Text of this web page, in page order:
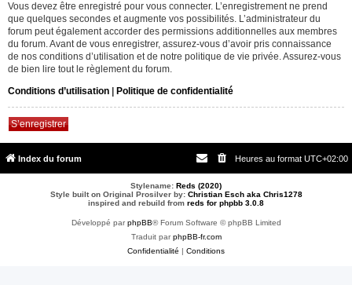
Vous devez être enregistré pour vous connecter. L’enregistrement ne prend
que quelques secondes et augmente vos possibilités. L’administrateur du
forum peut également accorder des permissions additionnelles aux membres
du forum. Avant de vous enregistrer, assurez-vous d’avoir pris connaissance
de nos conditions d’utilisation et de notre politique de vie privée. Assurez-vous
de bien lire tout le règlement du forum.
Conditions d’utilisation
Politique de confidentialité
S’enregistrer
Index du forum Heures au format UTC+02:00
Stylename: Reds (2020)
Style built on Original Prosilver by: Christian Esch aka Chris1278
inspired and rebuild from reds for phpbb 3.0.8
Développé parphpBB® Forum Software © phpBB Limited
Traduit parphpBB-fr.com
Confidentialité
Conditions